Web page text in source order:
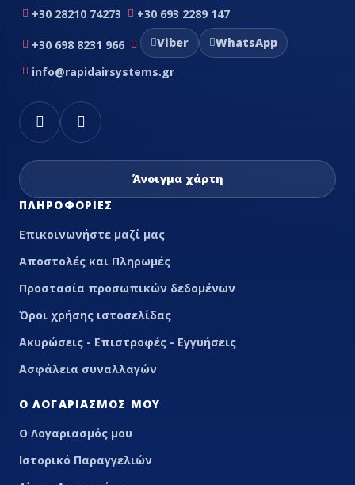
+30 28210 74273 +30 693 2289 147
+30 698 8231 966 Viber
WhatsApp
info@rapidairsystems.gr
Άνοιγμα χάρτη
ΠΛΗΡΟΦΟΡΊΕΣ
Επικοινωνήστε μαζί μας
Αποστολές και Πληρωμές
Προστασία προσωπικών δεδομένων
Όροι χρήσης ιστοσελίδας
Ακυρώσεις - Επιστροφές - Εγγυήσεις
Ασφάλεια συναλλαγών
Ο ΛΟΓΑΡΙΑΣΜΌΣ ΜΟΥ
Ο Λογαριασμός μου
Ιστορικό Παραγγελιών